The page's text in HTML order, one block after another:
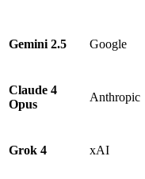
Gemini 2.5 Google
Claude 4
Opus
Anthropic
Grok 4 xAI